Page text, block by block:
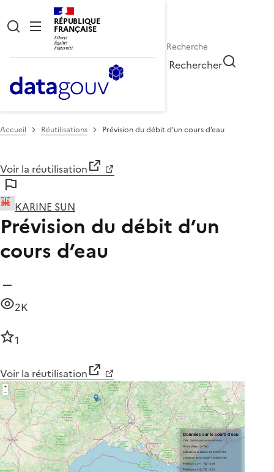
RÉPUBLIQUE
FRANÇAISE
Rechercher
Accueil Réutilisations Prévision du débit d’un cours d’eau
Voir la réutilisation
KARINE SUN
Prévision du débit d’un
cours d’eau
2K
1
Voir la réutilisation